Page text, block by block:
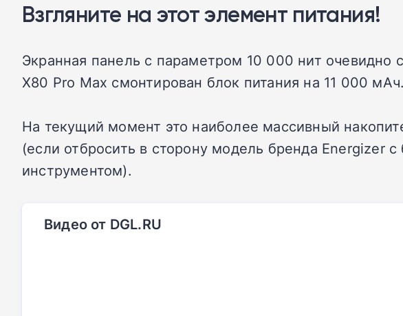
Взгляните на этот элемент питания!
Экранная панель с параметром 10 000 нит очевидно
X80 Pro Max смонтирован блок питания на 11 000 мАч.
На текущий момент это наиболее массивный
(если отбросить в сторону модель бренда Energizer
инструментом).
Видео от DGL.RU